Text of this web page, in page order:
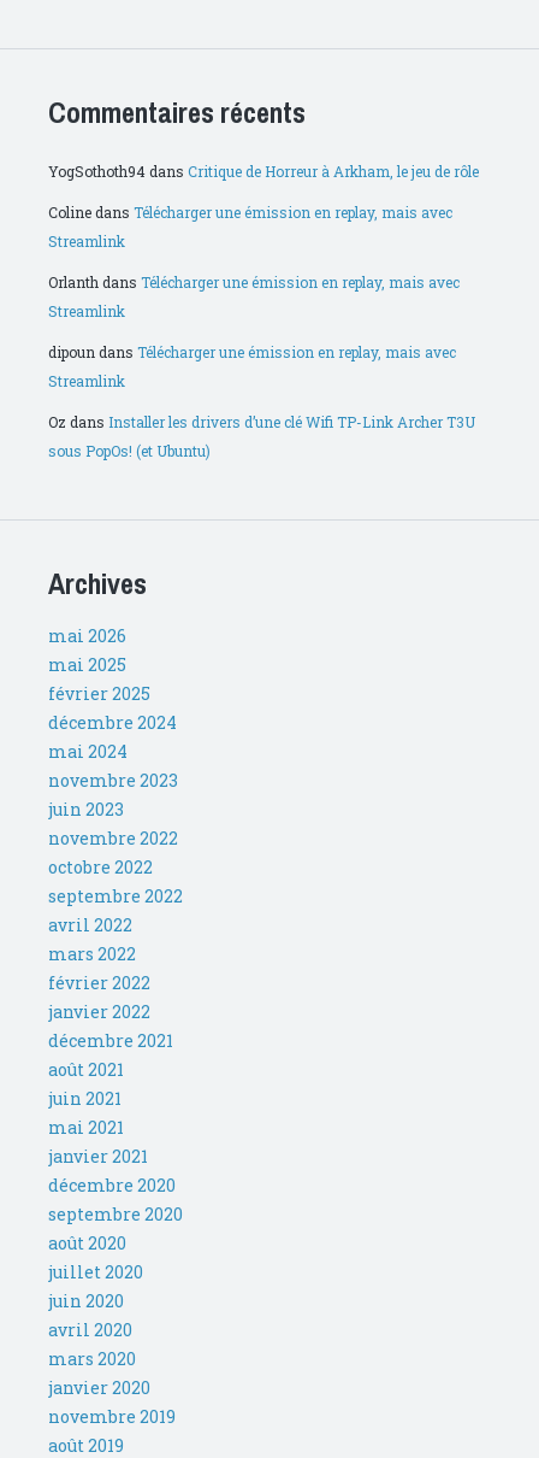
Commentaires récents
YogSothoth94dans Critique de Horreur à Arkham, le jeu de rôle
Colinedans Télécharger une émission en replay, mais avec
Streamlink
Orlanth dans Télécharger une émission en replay, mais avec
Streamlink
dipoun dans Télécharger une émission en replay, mais avec
Streamlink
Oz dans Installer les drivers d’une clé Wifi TP-Link Archer T3U
sous PopOs! (et Ubuntu)
Archives
mai 2026
mai 2025
février 2025
décembre 2024
mai 2024
novembre 2023
juin 2023
novembre 2022
octobre 2022
septembre 2022
avril 2022
mars 2022
février 2022
janvier 2022
décembre 2021
août 2021
juin 2021
mai 2021
janvier 2021
décembre 2020
septembre 2020
août 2020
juillet 2020
juin 2020
avril 2020
mars 2020
janvier 2020
novembre 2019
août 2019